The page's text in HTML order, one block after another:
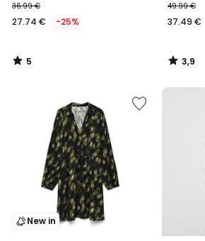
€
en
de
36.99
descuento
aplicado.
36.99 €
27.74 € -25%
5
/
49.99 €
37.49 €
3,9
/
New in